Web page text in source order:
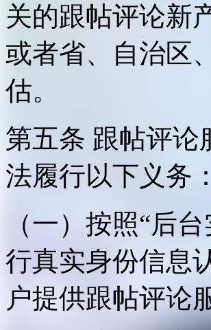
关的跟帖评论新
或者省、自治区
估。
第五条 跟帖评论
法履行以下义务：
（一）按照“后
行真实身份信息
户提供跟帖评论